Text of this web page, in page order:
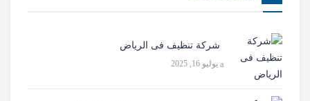
شركة تنظيف فى الرياض
يوليو 16, 2025